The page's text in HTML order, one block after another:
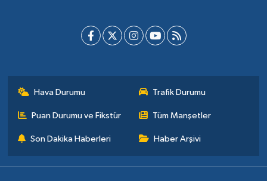
Hava Durumu Trafik Durumu
Puan Durumu ve Fikstür Tüm Manşetler
Son Dakika Haberleri Haber Arşivi